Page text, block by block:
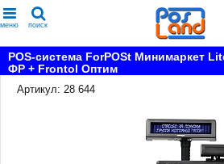
меню поиск
POS-система ForPOSt Минимаркет
ФР + Frontol Оптим
Артикул: 28 644